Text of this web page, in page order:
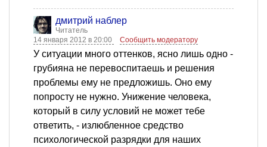
дмитрий наблер
Читатель
14 января 2012 в 20:00
Сообщить модератору
У ситуации много оттенков, ясно лишь одно -
грубияна не перевоспитаешь и решения
проблемы ему не предложишь. Оно ему
попросту не нужно. Унижение человека,
который в силу условий не может тебе
ответить, - излюбленное средство
психологической разрядки для наших